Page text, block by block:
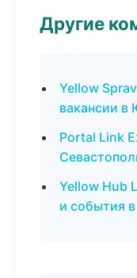
Другие
Yellow
вакансии
Portal Link
Yellow Hub
и события